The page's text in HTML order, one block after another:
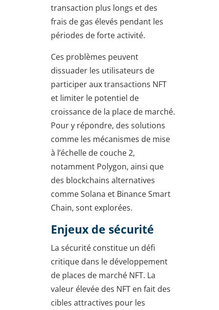
transaction plus longs et des
frais de gas élevés pendant les
périodes de forte activité.
Ces problèmes peuvent
dissuader les utilisateurs de
participer aux transactions NFT
et limiter le potentiel de
croissance de la place de marché.
Pour y répondre, des solutions
comme les mécanismes de mise
à l’échelle de couche 2,
notamment Polygon, ainsi que
des blockchains alternatives
comme Solana et Binance Smart
Chain, sont explorées.
Enjeux de sécurité
La sécurité constitue un défi
critique dans le développement
de places de marché NFT. La
valeur élevée des NFT en fait des
cibles attractives pour les